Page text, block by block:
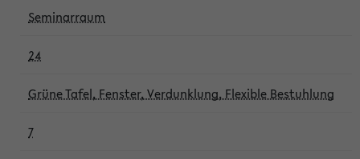
Seminarraum
24
Grüne Tafel, Fenster, Verdunklung, Flexible Bestuhlung
7